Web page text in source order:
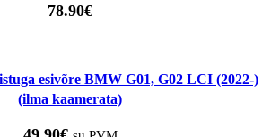
78.90€
esivõre BMW G01, G02 LCI (2022-)
(ilma kaamerata)